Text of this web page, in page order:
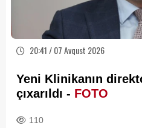
20:41 / 07 Avqust 2026
Yeni Klinikanın
çıxarıldı - FOTO
110